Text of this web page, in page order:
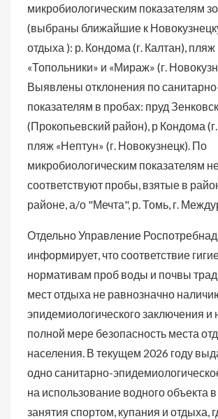
микробиологическим показателям
(выбраны ближайшие к
отдыха ): р. Кондома (г. Калтан), пляж
«Топольники» и «Мираж» (г.
Выявлены отклонения по
показателям в пробах: пруд
(Прокопьевский район), р Кондома
пляж «Нептун» (г. Новокузнецк). По
микробиологическим показателям
соответствуют пробы, взятые в
районе, а/о "Мечта", р. Томь, г.
Отдельно Управление
информирует, что соответствие
нормативам проб воды и почвы
мест отдыха не равнозначно
эпидемиологического заключения и
полной мере безопасность места
населения. В текущем 2026 году
одно санитарно-
на использование водного объекта
занятия спортом, купания и отдыха,